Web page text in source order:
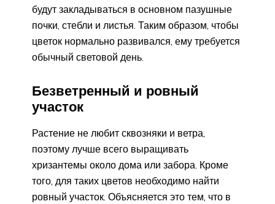
будут закладываться в основном пазушные
почки, стебли и листья. Таким образом, чтобы
цветок нормально развивался, ему требуется
обычный световой день.
Безветренный и ровный
участок
Растение не любит сквозняки и ветра,
поэтому лучше всего выращивать
хризантемы около дома или забора. Кроме
того, для таких цветов необходимо найти
ровный участок. Объясняется это тем, что в